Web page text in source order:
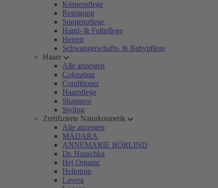
Körperpflege
Reinigung
Sonnenpflege
Hand- & Fußpflege
Herren
Schwangerschafts- & Babypflege
Haare
Alle anzeigen
Coloration
Conditioner
Haarpflege
Shampoo
Styling
Zertifizierte Naturkosmetik
Alle anzeigen
MÁDARA
ANNEMARIE BÖRLIND
Dr. Hauschka
Hej Organic
Heliotrop
Lavera